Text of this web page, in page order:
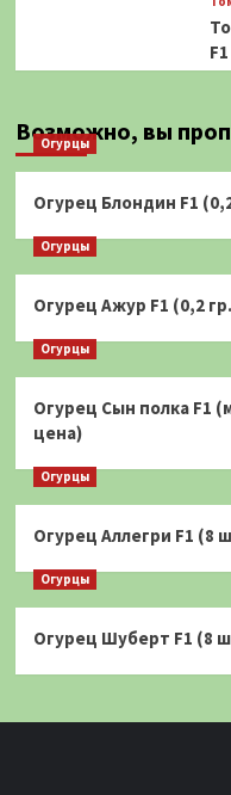
Возможно, вы
Огурцы
Огурец Блондин F1
Огурцы
Огурец Ажур F1 (0,2
Огурцы
Огурец Сын полка F1
цена)
Огурцы
Огурец Аллегри F1 (8
Огурцы
Огурец Шуберт F1 (8